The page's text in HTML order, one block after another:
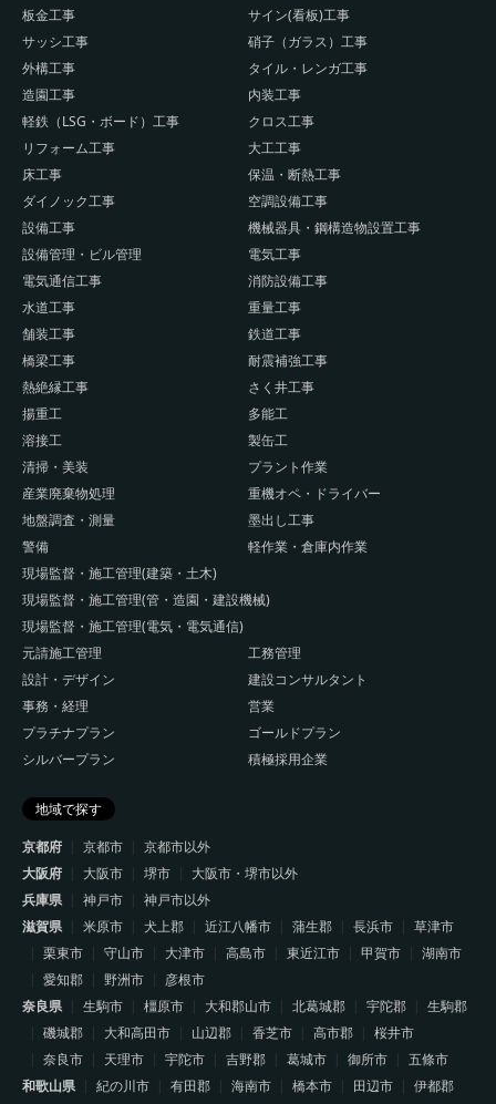
板金工事
サイン(看板)工事
サッシ工事
硝子（ガラス）工事
外構工事
タイル・レンガ工事
造園工事
内装工事
軽鉄（LSG・ボード）工事
クロス工事
リフォーム工事
大工工事
床工事
保温・断熱工事
ダイノック工事
空調設備工事
設備工事
機械器具・鋼構造物設置工事
設備管理・ビル管理
電気工事
電気通信工事
消防設備工事
水道工事
重量工事
舗装工事
鉄道工事
橋梁工事
耐震補強工事
熱絶縁工事
さく井工事
揚重工
多能工
溶接工
製缶工
清掃・美装
プラント作業
産業廃棄物処理
重機オペ・ドライバー
地盤調査・測量
墨出し工事
警備
軽作業・倉庫内作業
現場監督・施工管理(建築・土木)
現場監督・施工管理(管・造園・建設機械)
現場監督・施工管理(電気・電気通信)
元請施工管理
工務管理
設計・デザイン
建設コンサルタント
事務・経理
営業
プラチナプラン
ゴールドプラン
シルバープラン
積極採用企業
地域で探す
京都府
京都市
京都市以外
大阪府
大阪市 堺市
大阪市・堺市以外
兵庫県
神戸市
神戸市以外
滋賀県
米原市 犬上郡 近江八幡市 蒲生郡 長浜市
草津市
栗東市
守山市 大津市 高島市 東近江市 甲賀市
湖南市
愛知郡
野洲市
彦根市
奈良県
生駒市 橿原市 大和郡山市 北葛城郡 宇陀郡
生駒郡
磯城郡
大和高田市 山辺郡 香芝市 高市郡
桜井市
奈良市
天理市 宇陀市 吉野郡 葛城市 御所市
五條市
和歌山県
紀の川市 有田郡 海南市 橋本市 田辺市
伊都郡